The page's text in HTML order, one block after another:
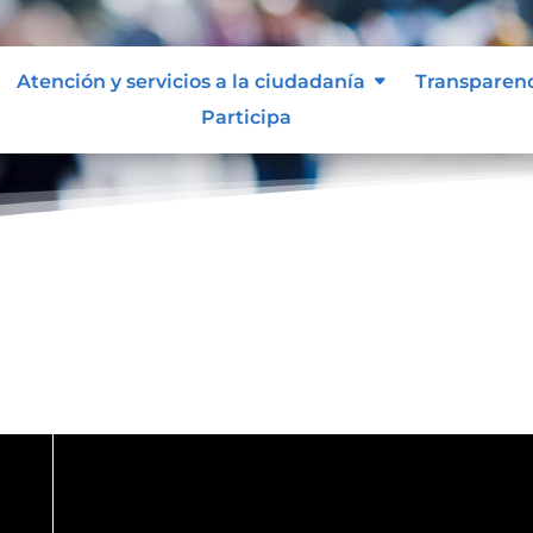
Atención y servicios a la ciudadanía
Participa